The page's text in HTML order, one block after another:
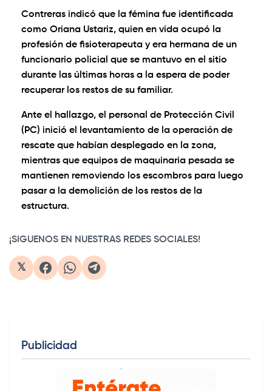
Contreras indicó que la fémina fue identificada
como Oriana Ustariz, quien en vida ocupó la
profesión de fisioterapeuta y era hermana de un
funcionario policial que se mantuvo en el sitio
durante las últimas horas a la espera de poder
recuperar los restos de su familiar.
Ante el hallazgo, el personal de Protección Civil
(PC) inició el levantamiento de la operación de
rescate que habían desplegado en la zona,
mientras que equipos de maquinaria pesada se
mantienen removiendo los escombros para luego
pasar a la demolición de los restos de la
estructura.
¡SIGUENOS EN NUESTRAS REDES SOCIALES!
𝕏
Publicidad